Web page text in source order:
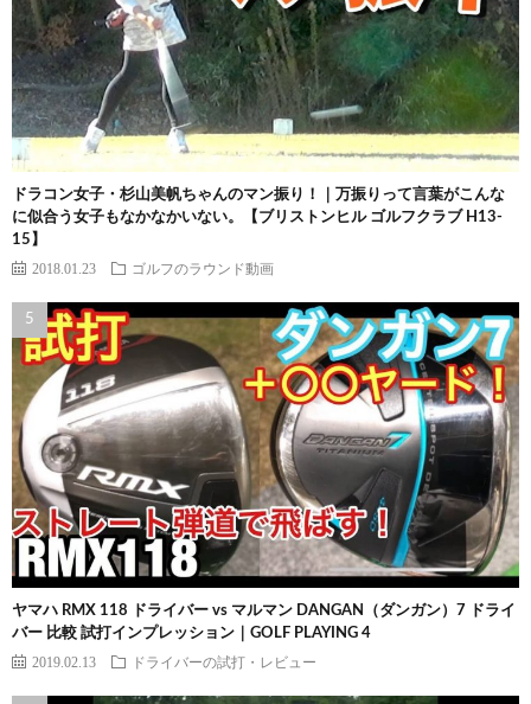
ドラコン女子・杉山美帆ちゃんのマン振り！｜万振りって言葉がこんな
に似合う女子もなかなかいない。【ブリストンヒル ゴルフクラブ H13-
15】
2018.01.23 ゴルフのラウンド動画
ヤマハ RMX 118 ドライバー vs マルマン DANGAN（ダンガン）7 ドライ
バー 比較 試打インプレッション｜GOLF PLAYING 4
2019.02.13 ドライバーの試打・レビュー